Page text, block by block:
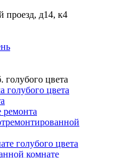
проезд, д14, к4
голубого цвета